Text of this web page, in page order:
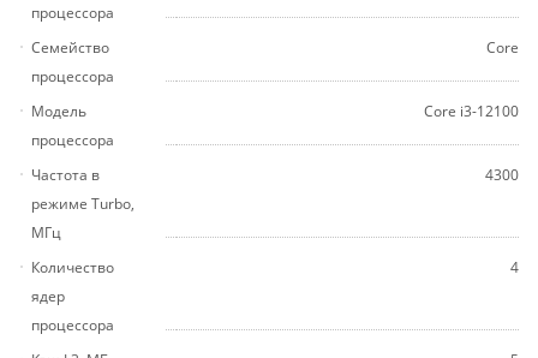
процессора
Семейство
процессора
Core
Модель
процессора
Core i3-12100
Частота в
режиме Turbo,
МГц
4300
Количество
ядер
процессора
4